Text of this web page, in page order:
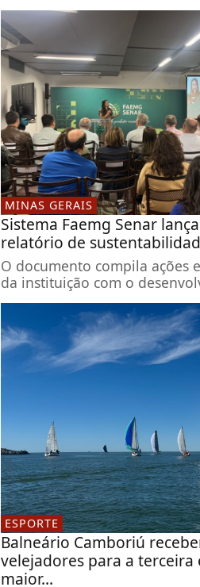
MINAS GERAIS
Sistema Faemg Senar
relatório de
O documento compila ações
da instituição com o
ESPORTE
Balneário Camboriú
velejadores para a terceira
maior...